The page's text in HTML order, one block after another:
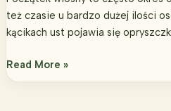
też czasie u bardzo dużej ilości
kącikach ust pojawia się
Opryszczka
Read More »